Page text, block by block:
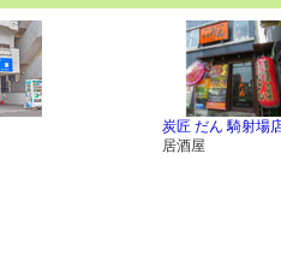
炭匠 だん 騎射場
居酒屋